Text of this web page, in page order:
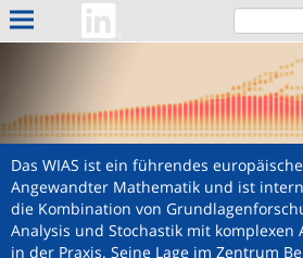
Das WIAS ist ein führendes
Angewandter Mathematik und ist
die Kombination von
Analysis und Stochastik mit
in der Praxis. Seine Lage im Zentrum